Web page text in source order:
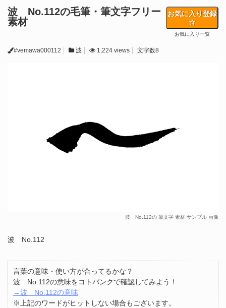
波 No.112の毛筆・筆文字フリー
素材
お気に入り登録
お気に入り一覧
#vemawa000112 波 1,224 views 文字数8
波 No.112の 筆文字 素材 サンプル 画像
波 No.112
言葉の意味・使い方が合ってるかな？
波 No.112の意味をコトバンクで確認してみよう！
→波 No.112の意味
※上記のワードがヒットしない場合もございます。